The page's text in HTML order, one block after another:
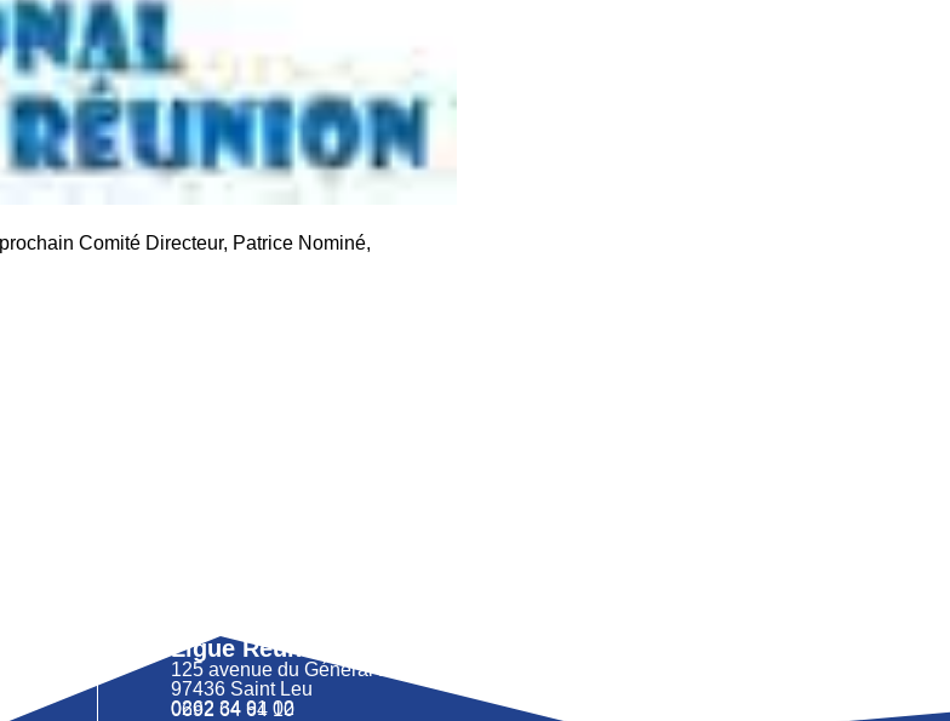
Comité Directeur, Patrice Nominé,
Ligue Réunion FFME
125 avenue du Général LAMBERT
97436 Saint Leu
0262 34 91 02
0692 64 64 10